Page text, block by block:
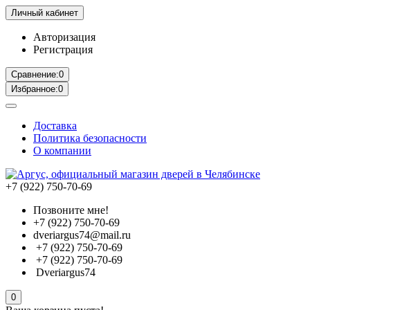
Личный кабинет
Авторизация
Регистрация
Сравнение:0
Избранное:0
Доставка
Политика безопасности
О компании
+7 (922) 750-70-69
Позвоните мне!
+7 (922) 750-70-69
dveriargus74@mail.ru
+7 (922) 750-70-69
+7 (922) 750-70-69
Dveriargus74
0